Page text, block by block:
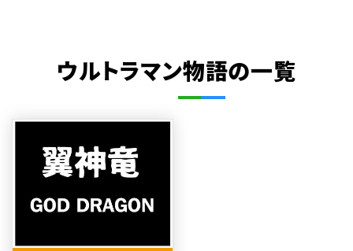
ウルトラマン物語の一覧